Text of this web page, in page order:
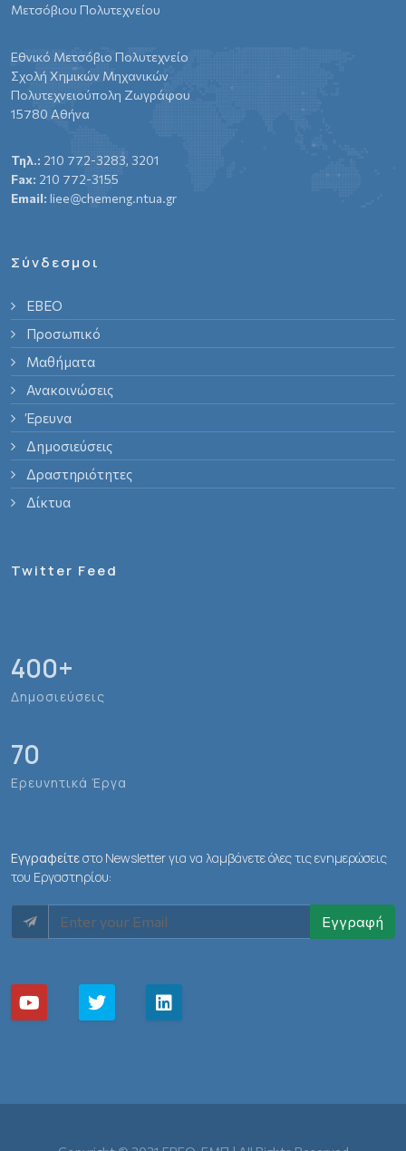
Μετσόβιου Πολυτεχνείου
Εθνικό Μετσόβιο Πολυτεχνείο
Σχολή Χημικών Μηχανικών
Πολυτεχνειούπολη Ζωγράφου
15780 Αθήνα
Τηλ.: 210 772-3283, 3201
Fax: 210 772-3155
Email: liee@chemeng.ntua.gr
Σύνδεσμοι
ΕΒΕΟ
Προσωπικό
Μαθήματα
Ανακοινώσεις
Έρευνα
Δημοσιεύσεις
Δραστηριότητες
Δίκτυα
Twitter Feed
400+
Δημοσιεύσεις
70
Ερευνητικά Έργα
Εγγραφείτεστο Newsletter για να λαμβάνετε όλες τις ενημερώσεις
του Εργαστηρίου:
Εγγραφή